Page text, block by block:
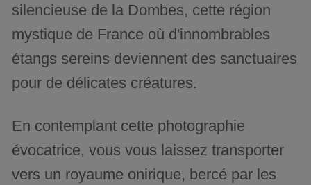
silencieuse de la Dombes, cette région
mystique de France où d'innombrables
étangs sereins deviennent des sanctuaires
pour de délicates créatures.
En contemplant cette photographie
évocatrice, vous vous laissez transporter
vers un royaume onirique, bercé par les